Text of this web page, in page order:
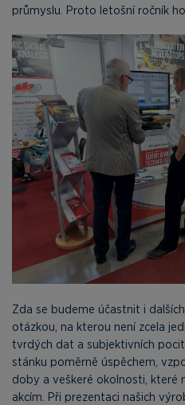
průmyslu. Proto letošní ročník
Zda se budeme účastnit i
otázkou, na kterou není zcela
tvrdých dat a subjektivních
stánku poměrně úspěchem,
doby a veškeré okolnosti, které
akcím. Při prezentaci našich